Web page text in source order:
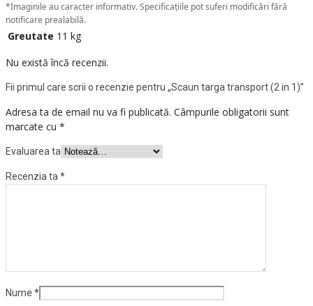
*Imaginile au caracter informativ. Specificațiile pot suferi modificări fără
notificare prealabilă.
Greutate 11 kg
Nu există încă recenzii.
Fii primul care scrii o recenzie pentru „Scaun targa transport (2 in 1)”
Adresa ta de email nu va fi publicată. Câmpurile obligatorii sunt
marcate cu *
Evaluarea ta
Recenzia ta*
Nume *